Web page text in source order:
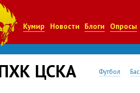
Кумир Новости Блоги Опросы
ЦСКА Футбол